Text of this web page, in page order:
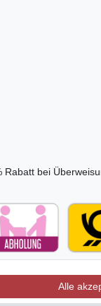
Rabatt bei
Alle